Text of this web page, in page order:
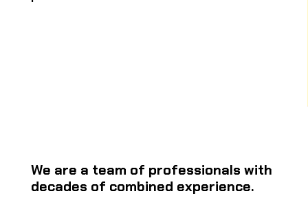
We are a team of professionals with
decades of combined experience.